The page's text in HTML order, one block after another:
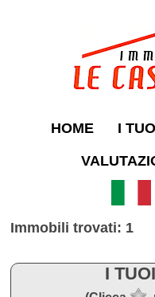
HOME I
Immobili trovati: 1
I